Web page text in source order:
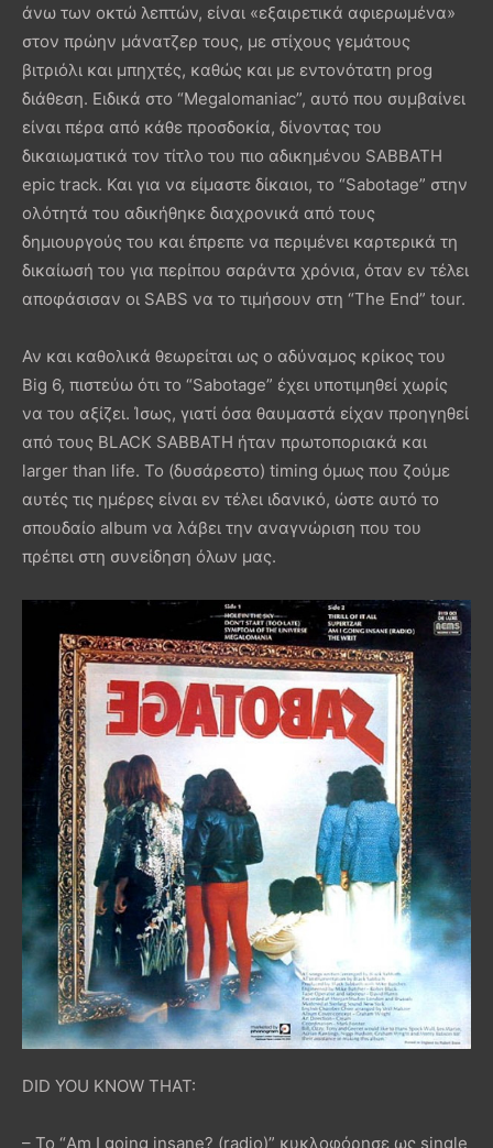
άνω των οκτώ λεπτών, είναι «εξαιρετικά αφιερωμένα»
στον πρώην μάνατζερ τους, με στίχους γεμάτους
βιτριόλι και μπηχτές, καθώς και με εντονότατη prog
διάθεση. Ειδικά στο “Megalomaniac”, αυτό που συμβαίνει
είναι πέρα από κάθε προσδοκία, δίνοντας του
δικαιωματικά τον τίτλο του πιο αδικημένου SABBATH
epic track. Και για να είμαστε δίκαιοι, το “Sabotage” στην
ολότητά του αδικήθηκε διαχρονικά από τους
δημιουργούς του και έπρεπε να περιμένει καρτερικά τη
δικαίωσή του για περίπου σαράντα χρόνια, όταν εν τέλει
αποφάσισαν οι SABS να το τιμήσουν στη “The End” tour.
Αν και καθολικά θεωρείται ως ο αδύναμος κρίκος του
Big 6, πιστεύω ότι το “Sabotage” έχει υποτιμηθεί χωρίς
να του αξίζει. Ίσως, γιατί όσα θαυμαστά είχαν προηγηθεί
από τους BLACK SABBATH ήταν πρωτοποριακά και
larger than life. Το (δυσάρεστο) timing όμως που ζούμε
αυτές τις ημέρες είναι εν τέλει ιδανικό, ώστε αυτό το
σπουδαίο album να λάβει την αναγνώριση που του
πρέπει στη συνείδηση όλων μας.
DID YOU KNOW THAT:
– Το “Am I going insane? (radio)” κυκλοφόρησε ως single